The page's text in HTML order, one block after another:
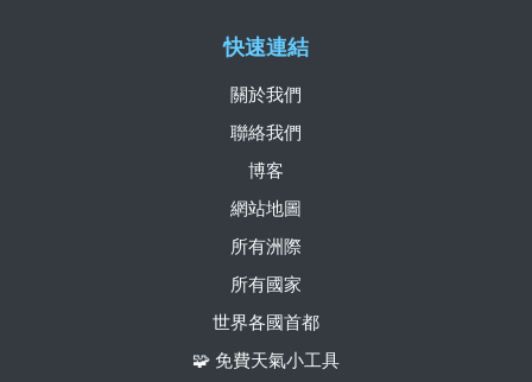
快速連結
關於我們
聯絡我們
博客
網站地圖
所有洲際
所有國家
世界各國首都
🧩 免費天氣小工具